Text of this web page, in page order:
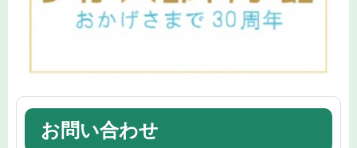
お問い合わせ